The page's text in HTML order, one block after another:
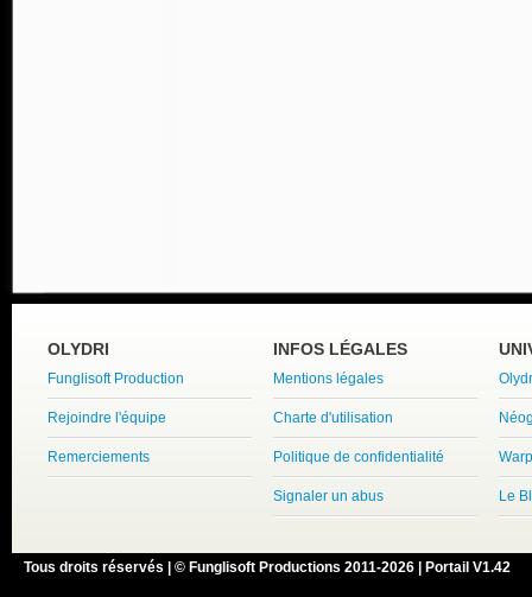
OLYDRI
Funglisoft Production
Rejoindre l'équipe
Remerciements
INFOS LÉGALES
Mentions légales
Charte d'utilisation
Politique de confidentialité
Signaler un abus Le
Tous droits réservés | © Funglisoft Productions 2011-2026 | Portail V1.42